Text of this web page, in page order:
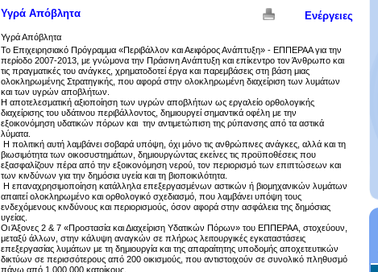
Υγρά Απόβλητα Ενέργειες
Υγρά Απόβλητα
Το Επιχειρησιακό Πρόγραμμα «Περιβάλλον και Αειφόρος Ανάπτυξη» - ΕΠΠΕΡΑΑ για την
περίοδο 2007-2013, με γνώμονα την Πράσινη Ανάπτυξη και επίκεντρο τον Άνθρωπο και
τις πραγματικές του ανάγκες, χρηματοδοτεί έργα και παρεμβάσεις στη βάση μιας
ολοκληρωμένης Στρατηγικής, που αφορά στην ολοκληρωμένη διαχείριση των λυμάτων
και των υγρών αποβλήτων.
Η αποτελεσματική αξιοποίηση των υγρών αποβλήτων ως εργαλείο ορθολογικής
διαχείρισης του υδάτινου περιβάλλοντος, δημιουργεί σημαντικά οφέλη με την
εξοικονόμηση υδατικών πόρων και την αντιμετώπιση της ρύπανσης από τα αστικά
λύματα.
Η πολιτική αυτή λαμβάνει σοβαρά υπόψη, όχι μόνο τις ανθρώπινες ανάγκες, αλλά και τη
βιωσιμότητα των οικοσυστημάτων, δημιουργώντας εκείνες τις προϋποθέσεις που
εξασφαλίζουν πέρα από την εξοικονόμηση νερού, τον περιορισμό των επιπτώσεων και
των κινδύνων για την δημόσια υγεία και τη βιοποικιλότητα.
Η επαναχρησιμοποίηση κατάλληλα επεξεργασμένων αστικών ή βιομηχανικών λυμάτων
απαιτεί ολοκληρωμένο και ορθολογικό σχεδιασμό, που λαμβάνει υπόψη τους
ενδεχόμενους κινδύνους και περιορισμούς, όσον αφορά στην ασφάλεια της δημόσιας
υγείας.
Οι Άξονες 2 & 7 «Προστασία και Διαχείριση Υδατικών Πόρων» του ΕΠΠΕΡΑΑ, στοχεύουν,
μεταξύ άλλων, στην κάλυψη αναγκών σε πλήρως λειτουργικές εγκαταστάσεις
επεξεργασίας λυμάτων με τη δημιουργία και της απαραίτητης υποδομής αποχετευτικών
δικτύων σε περισσότερους από 200 οικισμούς, που αντιστοιχούν σε συνολικό πληθυσμό
πάνω από 1.000.000 κατοίκους.